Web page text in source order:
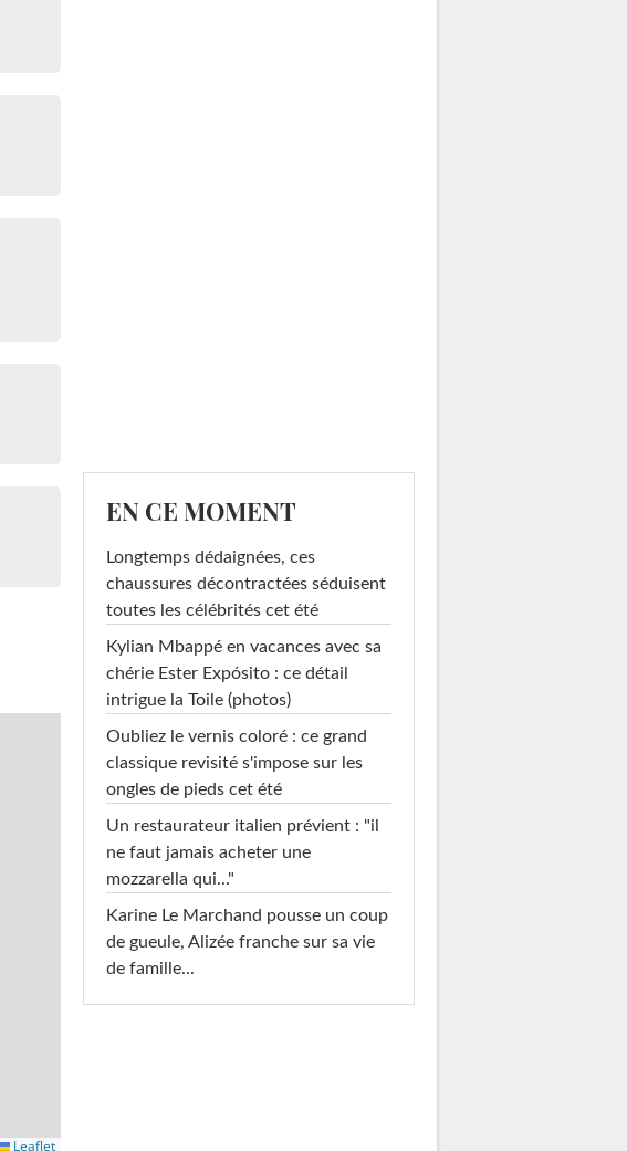
Leaflet
EN CE MOMENT
Longtemps dédaignées, ces
chaussures décontractées séduisent
toutes les célébrités cet été
Kylian Mbappé en vacances avec sa
chérie Ester Expósito : ce détail
intrigue la Toile (photos)
Oubliez le vernis coloré : ce grand
classique revisité s'impose sur les
ongles de pieds cet été
Un restaurateur italien prévient : "il
ne faut jamais acheter une
mozzarella qui..."
Karine Le Marchand pousse un coup
de gueule, Alizée franche sur sa vie
de famille...